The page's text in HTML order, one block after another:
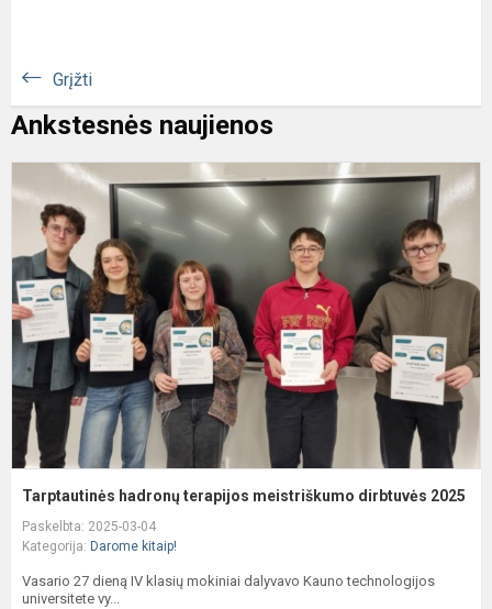
Grįžti
Ankstesnės naujienos
Tarptautinės hadronų terapijos meistriškumo dirbtuvės 2025
Paskelbta: 2025-03-04
Kategorija: Darome kitaip!
Vasario 27 dieną IV klasių mokiniai dalyvavo Kauno technologijos
universitete vy...